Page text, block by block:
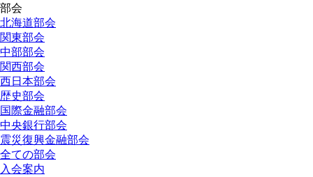
部会
北海道部会
関東部会
中部部会
関西部会
西日本部会
歴史部会
国際金融部会
中央銀行部会
震災復興金融部会
全ての部会
入会案内